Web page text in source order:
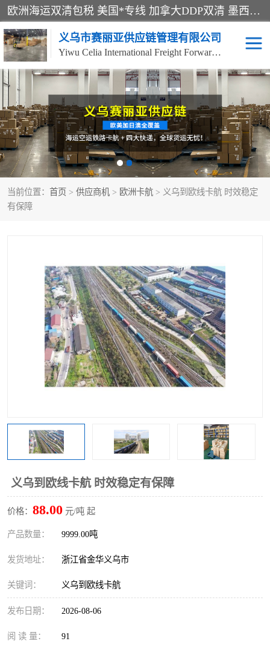
欧洲海运双清包税 美国*专线 加拿大DDP双清 墨西哥跨境空运 澳大利亚专线物流 跨境电商物流服务 国际快递到门服务 海运*渠道 一站式跨境物流解决方案 TikTok/SHEIN专线 电商平台FBA头程运输 国际铁路运输欧洲 UPS/DDHL/联邦快递跨境 美国双清到门物流 跨境*运输
义乌市赛丽亚供应链管理有限公司
Yiwu Celia International Freight Forwarding Co., Ltd
当前位置： 首页 > 供应商机 > 欧洲卡航 > 义乌到欧线卡航 时效稳定
有保障
义乌到欧线卡航 时效稳定有保障
价格： 88.00 元/吨 起
产品数量： 9999.00吨
发货地址： 浙江省金华义乌市
关键词： 义乌到欧线卡航
发布日期： 2026-08-06
阅 读 量： 91
美森快船 欧洲卡航
加拿大海运/空运-双清到
门
澳大利亚海运/空运-双清
到门
墨西哥海运/空运-双清到
门